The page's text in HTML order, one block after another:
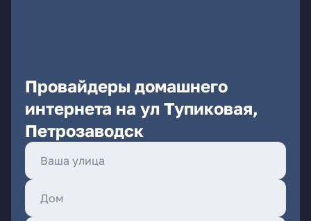
Провайдеры домашнего
интернета на ул Тупиковая,
Петрозаводск